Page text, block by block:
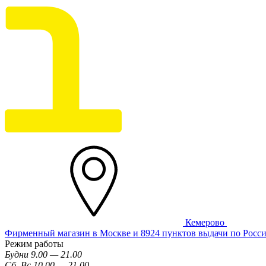
Кемерово
Фирменный магазин в Москве и 8924 пунктов выдачи по
Режим работы
Будни 9.00 — 21.00